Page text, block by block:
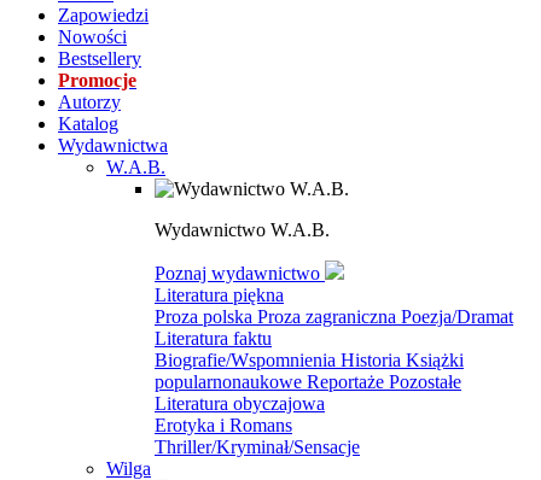
Zapowiedzi
Nowości
Bestsellery
Promocje
Autorzy
Katalog
Wydawnictwa
W.A.B.
Wydawnictwo W.A.B.
Poznaj wydawnictwo
Literatura piękna
Proza polska Proza zagraniczna Poezja/Dramat
Literatura faktu
Biografie/Wspomnienia Historia Książki
popularnonaukowe Reportaże Pozostałe
Literatura obyczajowa
Erotyka i Romans
Thriller/Kryminał/Sensacje
Wilga